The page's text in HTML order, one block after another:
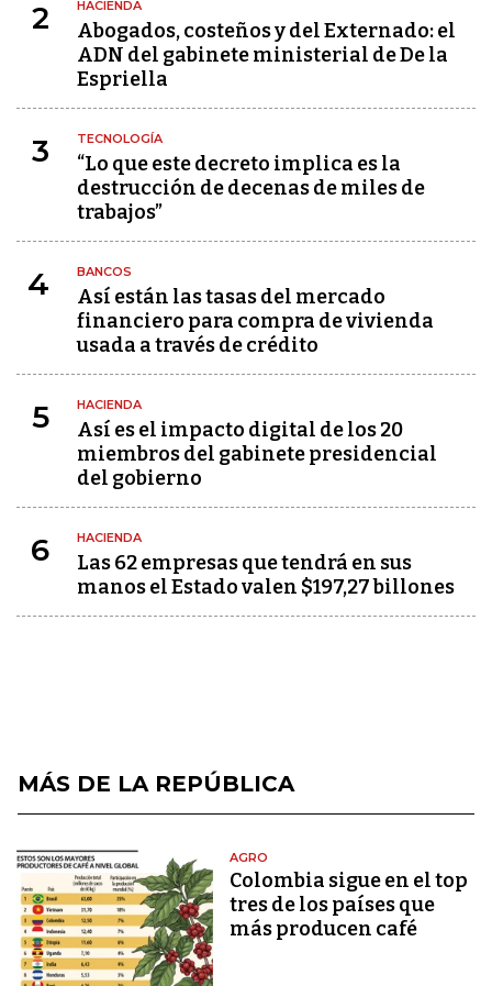
2 HACIENDA
Abogados, costeños y del Externado: el
ADN del gabinete ministerial de De la
Espriella
3 TECNOLOGÍA
“Lo que este decreto implica es la
destrucción de decenas de miles de
trabajos”
4 BANCOS
Así están las tasas del mercado
financiero para compra de vivienda
usada a través de crédito
5 HACIENDA
Así es el impacto digital de los 20
miembros del gabinete presidencial
del gobierno
6 HACIENDA
Las 62 empresas que tendrá en sus
manos el Estado valen $197,27 billones
MÁS DE LA REPÚBLICA
AGRO
Colombia sigue en el top
tres de los países que
más producen café